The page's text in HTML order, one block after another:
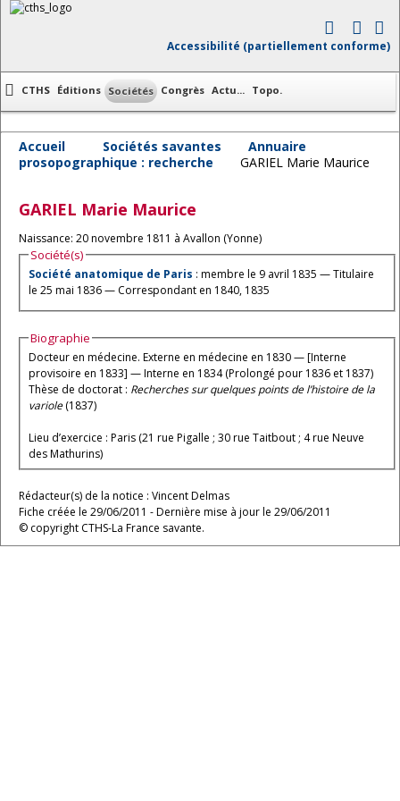
Accessibilité (partiellement conforme)
CTHS Éditions Sociétés Congrès Actu... Topo.
Accueil Sociétés savantes
Annuaire
prosopographique : recherche
GARIEL Marie Maurice
GARIEL Marie Maurice
Naissance: 20 novembre 1811 à Avallon (Yonne)
Société(s)
Société anatomique de Paris : membre le 9 avril 1835 — Titulaire
le 25 mai 1836 — Correspondant en 1840, 1835
Biographie
Docteur en médecine. Externe en médecine en 1830 — [Interne
provisoire en 1833] — Interne en 1834 (Prolongé pour 1836 et 1837)
Thèse de doctorat : Recherches sur quelques points de l’histoire de la
variole(1837)
Lieu d’exercice : Paris (21 rue Pigalle ; 30 rue Taitbout ; 4 rue Neuve
des Mathurins)
Rédacteur(s) de la notice : Vincent Delmas
Fiche créée le 29/06/2011 - Dernière mise à jour le 29/06/2011
© copyright CTHS-La France savante.